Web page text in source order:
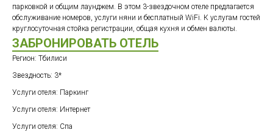
парковкой и общим лаунджем. В этом 3-звездочном отеле предлагается
обслуживание номеров, услуги няни и бесплатный WiFi. К услугам гостей
круглосуточная стойка регистрации, общая кухня и обмен валюты.
ЗАБРОНИРОВАТЬ ОТЕЛЬ
Регион: Тбилиси
Звездность: 3*
Услуги отеля: Паркинг
Услуги отеля: Интернет
Услуги отеля: Спа